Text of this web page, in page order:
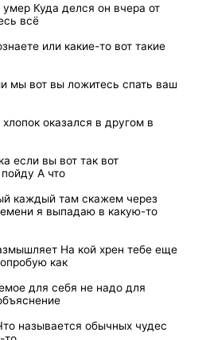
Куда делся он вчера от
всё
или какие-то вот такие
мы вот вы ложитесь спать ваш
оказался в другом в
если вы вот так вот
А что
каждый там скажем через
я выпадаю в какую-то
На кой хрен тебе еще
как
для себя не надо для
называется обычных чудес